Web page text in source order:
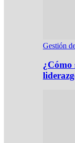
Gestión
¿Cómo